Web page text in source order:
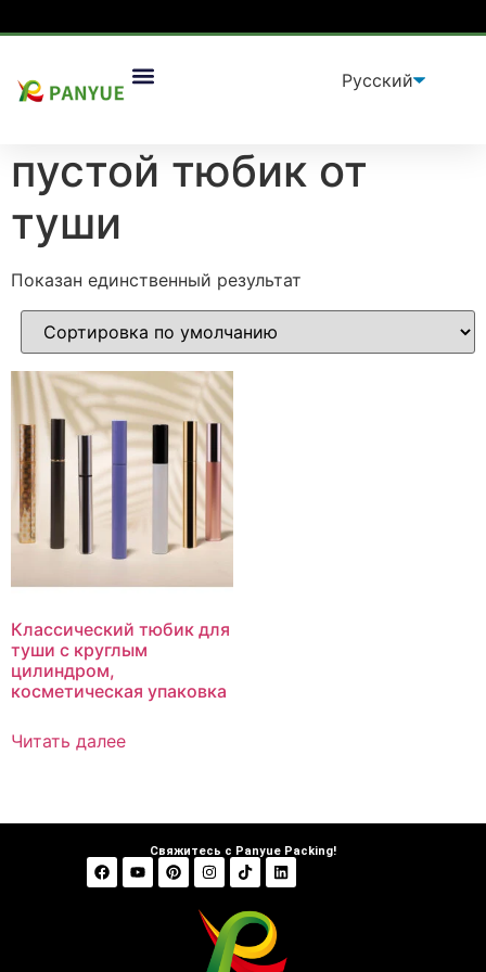
Дом /продукт/ Товары с меткой «пустой тюбик от
пустой тюбик от
туши
Показан единственный результат
Классический тюбик для
туши с круглым
цилиндром,
косметическая упаковка
Читать далее
Свяжитесь с Panyue Packing!